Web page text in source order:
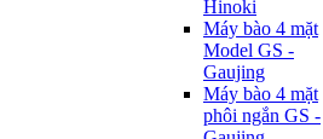
Hinoki
Máy bào 4 mặt
Model GS -
Gaujing
Máy bào 4 mặt
phôi ngắn GS -